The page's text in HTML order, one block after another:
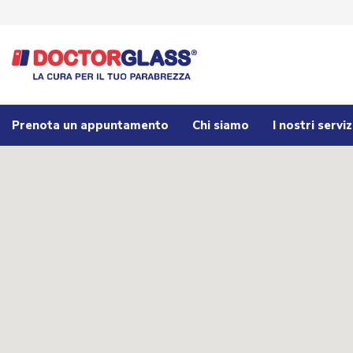
Prenota un appuntamento Chi siamo I nostri